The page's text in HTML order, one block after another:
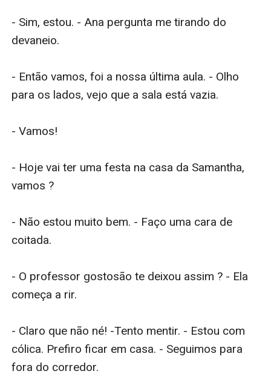
- Sim, estou. - Ana pergunta me tirando do
devaneio.
- Então vamos, foi a nossa última aula. - Olho
para os lados, vejo que a sala está vazia.
- Vamos!
- Hoje vai ter uma festa na casa da Samantha,
vamos ?
- Não estou muito bem. - Faço uma cara de
coitada.
- O professor gostosão te deixou assim ? - Ela
começa a rir.
- Claro que não né! -Tento mentir. - Estou com
cólica. Prefiro ficar em casa. - Seguimos para
fora do corredor.